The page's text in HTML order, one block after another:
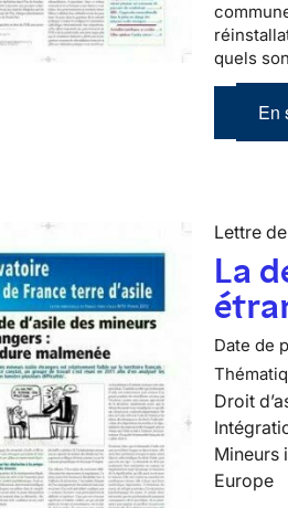
quels
En
Lettre
La
Date de
Droit
Mineurs
Europe